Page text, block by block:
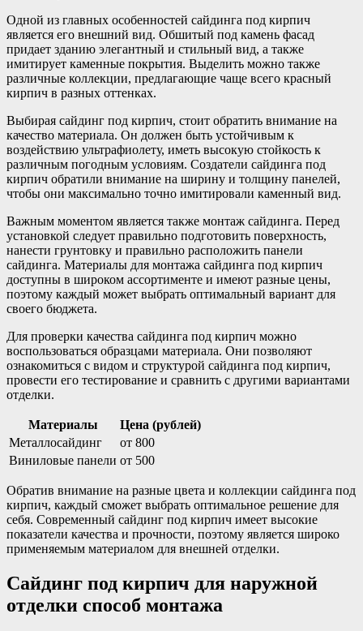
Одной из главных особенностей сайдинга под кирпич
является его внешний вид. Обшитый под камень фасад
придает зданию элегантный и стильный вид, а также
имитирует каменные покрытия. Выделить можно также
различные коллекции, предлагающие чаще всего красный
кирпич в разных оттенках.
Выбирая сайдинг под кирпич, стоит обратить внимание на
качество материала. Он должен быть устойчивым к
воздействию ультрафиолету, иметь высокую стойкость к
различным погодным условиям. Создатели сайдинга под
кирпич обратили внимание на ширину и толщину панелей,
чтобы они максимально точно имитировали каменный вид.
Важным моментом является также монтаж сайдинга. Перед
установкой следует правильно подготовить поверхность,
нанести грунтовку и правильно расположить панели
сайдинга. Материалы для монтажа сайдинга под кирпич
доступны в широком ассортименте и имеют разные цены,
поэтому каждый может выбрать оптимальный вариант для
своего бюджета.
Для проверки качества сайдинга под кирпич можно
воспользоваться образцами материала. Они позволяют
ознакомиться с видом и структурой сайдинга под кирпич,
провести его тестирование и сравнить с другими вариантами
отделки.
Материалы
Цена (рублей)
Металлосайдинг
от 800
Виниловые панели от 500
Обратив внимание на разные цвета и коллекции сайдинга под
кирпич, каждый сможет выбрать оптимальное решение для
себя. Современный сайдинг под кирпич имеет высокие
показатели качества и прочности, поэтому является широко
применяемым материалом для внешней отделки.
Сайдинг под кирпич для наружной
отделки способ монтажа